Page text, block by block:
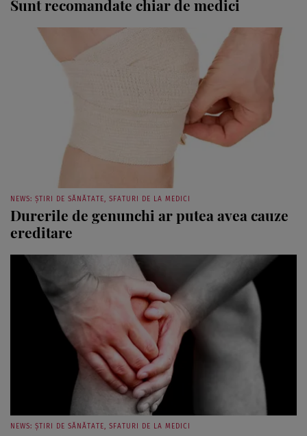
Ce beneficii au vinetele pentru sănătate?
NEWS: ȘTIRI DE SĂNĂTATE, SFATURI DE LA MEDICI
Durerile de genunchi ar putea avea cauze